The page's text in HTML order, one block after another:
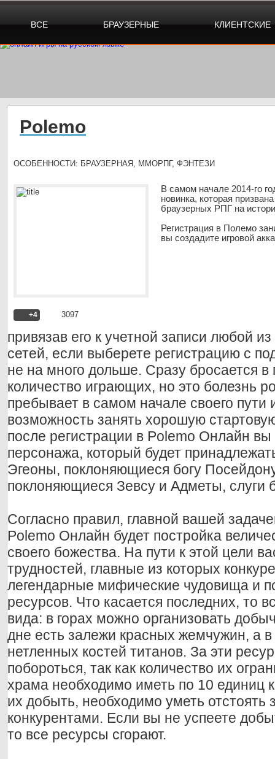
ВСЕ БРАУЗЕРНЫЕ КЛИЕНТСКИЕ
Polemo
ОСОБЕННОСТИ: БРАУЗЕРНАЯ, ММОРПГ, ФЭНТЕЗИ
В самом начале 2014-го
новинка, которая
браузерных РПГ на
Регистрация в Полемо
вы создадите игровой
3097
+4
привязав его к учетной записи любой
сетей, если выберете регистрацию с
не на много дольше. Сразу бросается в
количество играющих, но это болезнь
пребывает в самом начале своего
возможность занять хорошую
после регистрации в Polemo Онлайн
персонажа, который будет
Эгеоны, поклоняющиеся богу
поклоняющиеся Зевсу и Адметы, слуги
Согласно правил, главной вашей
Polemo Онлайн будет постройка
своего божества. На пути к этой цели
трудностей, главные из которых
легендарные мифические чудовища и
ресурсов. Что касается последних, то
вида: в горах можно организовать
дне есть залежи красных жемчужин, а
нетленных костей титанов. За эти
побороться, так как количество их
храма необходимо иметь по 10 единиц
их добыть, необходимо уметь отстоять
конкурентами. Если вы не успеете
то все ресурсы сгорают.